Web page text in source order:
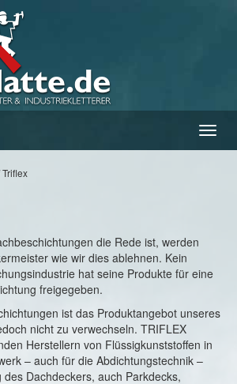
ein-/
Triflex
die Rede ist, werden
wie wir dies ablehnen. Kein
hat seine Produkte für eine
freigegeben.
ist das Produktangebot unseres
nicht zu verwechseln. TRIFLEX
Herstellern von Flüssigkunststoffen in
– auch für die Abdichtungstechnik –
Dachdeckers, auch Parkdecks,